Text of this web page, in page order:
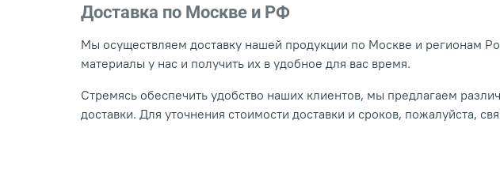
Доставка по Москве и РФ
Мы осуществляем доставку нашей продукции по Москве и регионам
материалы у нас и получить их в удобное для вас время.
Стремясь обеспечить удобство наших клиентов, мы предлагаем
доставки. Для уточнения стоимости доставки и сроков, пожалуйста,